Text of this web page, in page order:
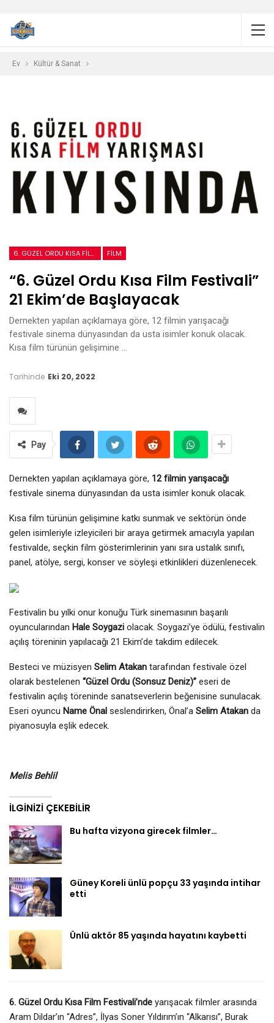
Ev Kültür & Sanat
6. GÜZEL ORDU KISA FILM FESTIVALI FILM
“6. Güzel Ordu Kısa Film Festivali”
21 Ekim’de Başlayacak
Dernekten yapılan açıklamaya göre, 12 filmin yarışacağı
festivale sinema dünyasından da usta isimler konuk olacak.
Kısa film türünün gelişimine …
Tarihinde Eki 20, 2022
Pay
Dernekten yapılan açıklamaya göre, 12 filmin yarışacağı
festivale sinema dünyasından da usta isimler konuk olacak.
Kısa film türünün gelişimine katkı sunmak ve sektörün önde
gelen isimleriyle izleyicileri bir araya getirmek amacıyla yapılan
festivalde, seçkin film gösterimlerinin yanı sıra ustalık sınıfı,
panel, atölye, sergi, konser ve söyleşi etkinlikleri düzenlenecek.
Festivalin bu yılki onur konuğu Türk sinemasının başarılı
oyuncularından Hale Soygazi olacak. Soygazi’ye ödülü, festivalin
açılış töreninin yapılacağı 21 Ekim’de takdim edilecek.
Besteci ve müzisyen Selim Atakan tarafından festivale özel
olarak bestelenen “Güzel Ordu (Sonsuz Deniz)” eseri de
festivalin açılış töreninde sanatseverlerin beğenisine sunulacak.
Eseri oyuncu Name Önal seslendirirken, Önal’a Selim Atakan da
piyanosuyla eşlik edecek.
Melis Behlil
İLGINIZI ÇEKEBILIR
Bu hafta vizyona girecek filmler…
Güney Koreli ünlü popçu 33 yaşında intihar
etti
Ünlü aktör 85 yaşında hayatını kaybetti
6. Güzel Ordu Kısa Film Festivali’nde yarışacak filmler arasında
Aram Dildar’ın “Adres”, İlyas Soner Yıldırım’ın “Alkarısı”, Burak